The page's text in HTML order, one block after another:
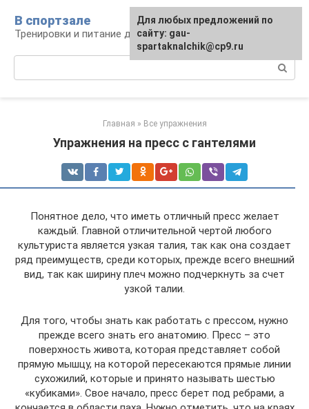
контенту
В спортзале
Тренировки и питание для здоровья
Главная » Все упражнения
Упражнения на пресс с гантелями
Понятное дело, что иметь отличный пресс желает
каждый. Главной отличительной чертой любого
культуриста является узкая талия, так как она создает
ряд преимуществ, среди которых, прежде всего внешний
вид, так как ширину плеч можно подчеркнуть за счет
узкой талии.
Для того, чтобы знать как работать с прессом, нужно
прежде всего знать его анатомию. Пресс – это
поверхность живота, которая представляет собой
прямую мышцу, на которой пересекаются прямые линии
сухожилий, которые и принято называть шестью
«кубиками». Свое начало, пресс берет под ребрами, а
Для любых предложений по
сайту: gau-
spartaknalchik@cp9.ru